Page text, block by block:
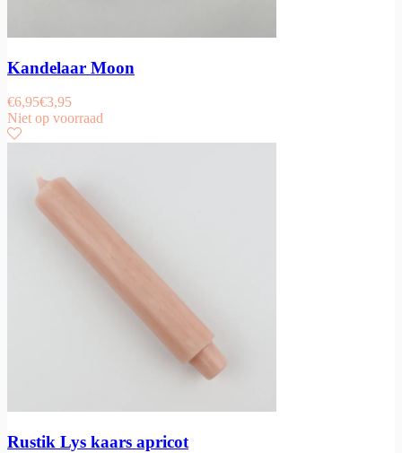
Kandelaar Moon
€6,95€3,95
Niet op voorraad
Rustik Lys kaars apricot